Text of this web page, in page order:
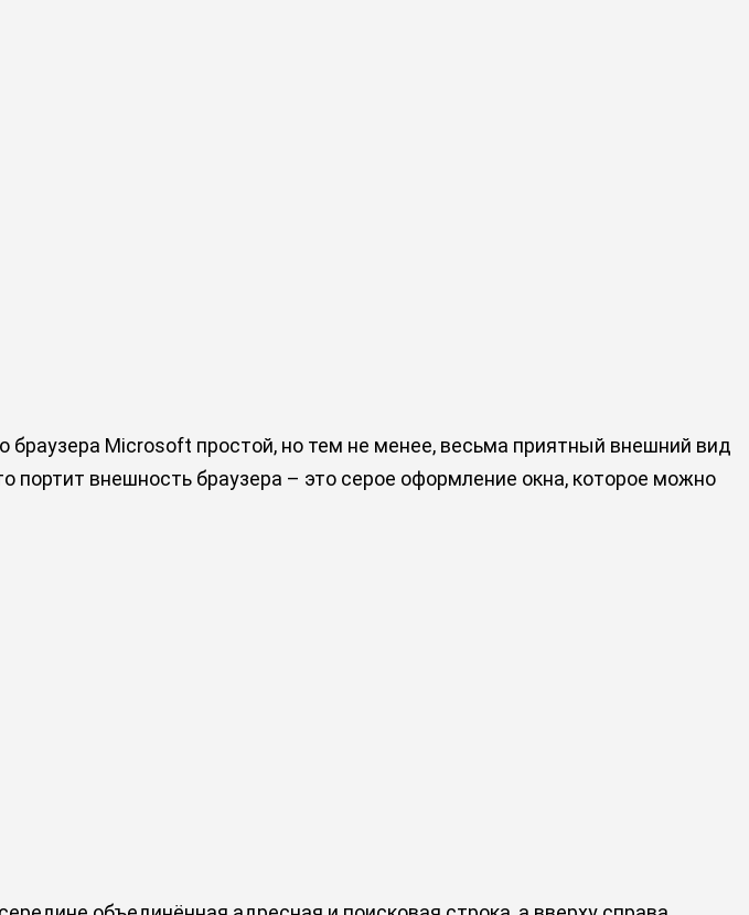
Microsoft простой, но тем не менее, весьма приятный внешний вид
внешность браузера – это серое оформление окна, которое можно